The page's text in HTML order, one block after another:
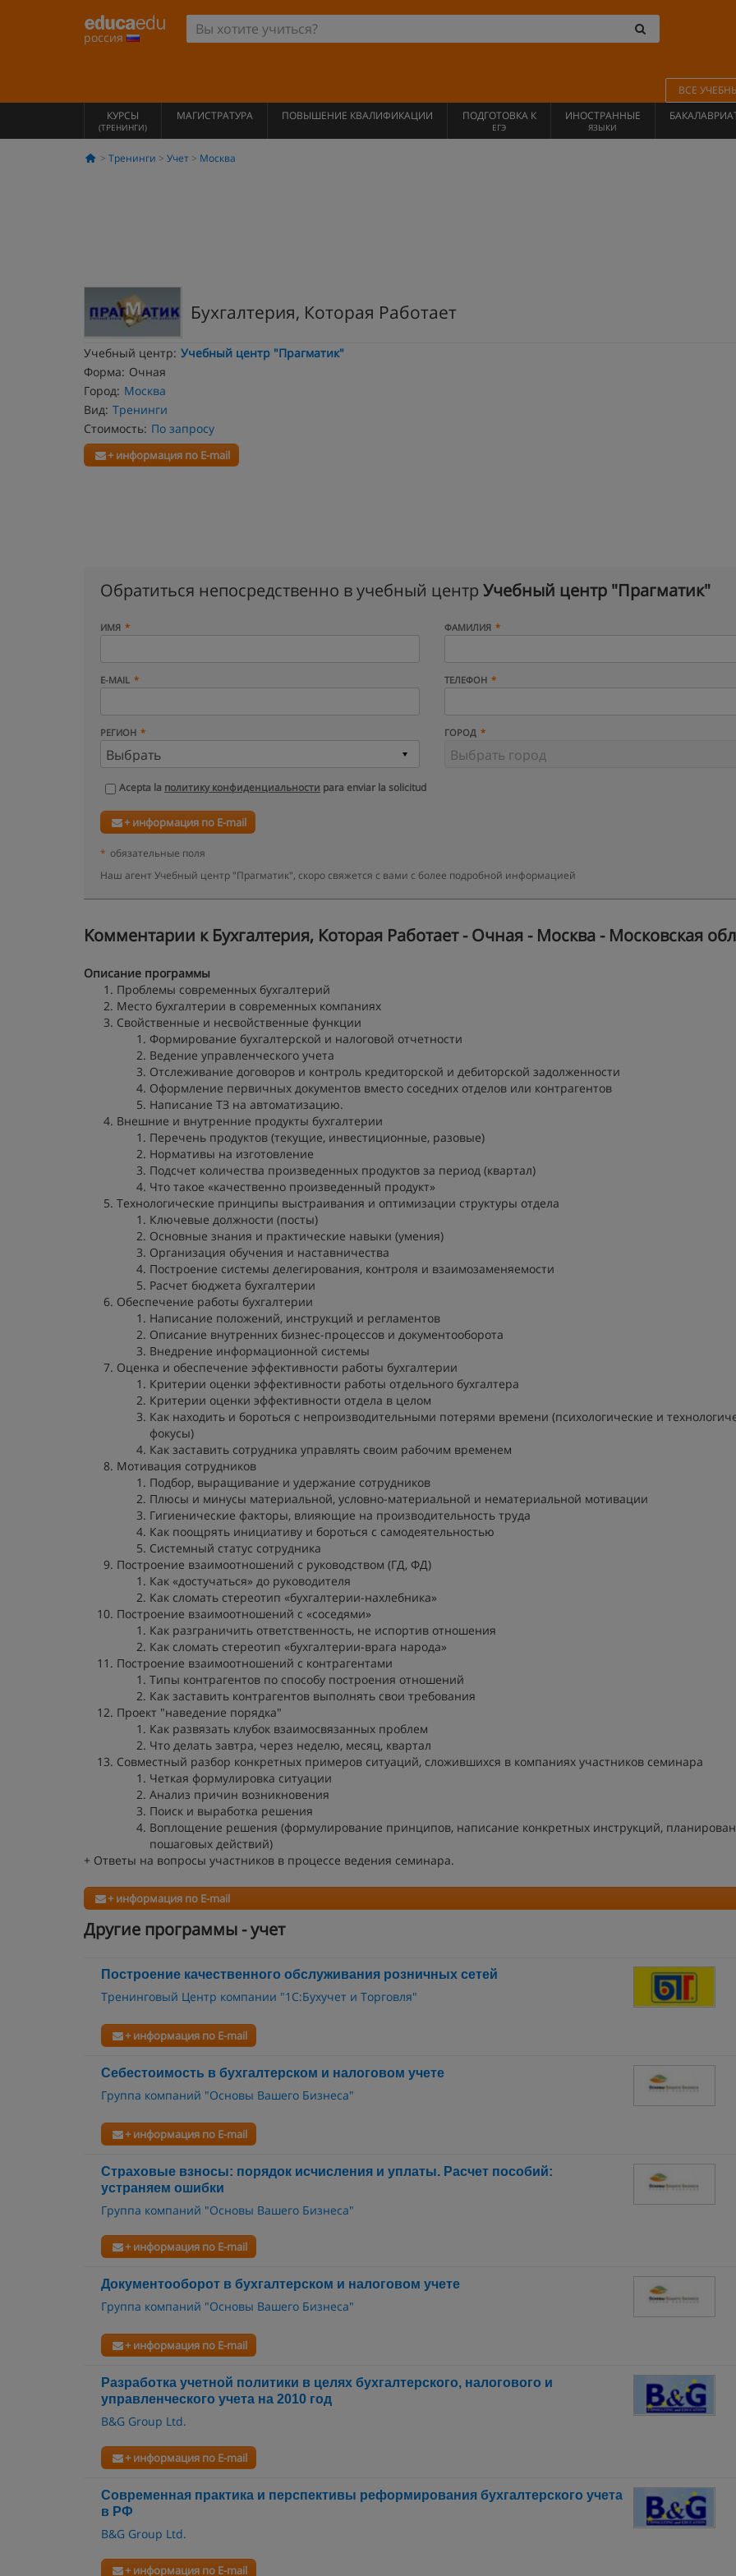
россия
ВСЕ
КУРСЫ
(ТРЕНИНГИ)
МАГИСТРАТУРА ПОВЫШЕНИЕ КВАЛИФИКАЦИИ ПОДГОТОВКА К
ЕГЭ
ИНОСТРАННЫЕ
ЯЗЫКИ
Тренинги Учет Москва
Бухгалтерия, Которая Работает
Учебный центр: Учебный центр "Прагматик"
Форма: Очная
Город: Москва
Вид: Тренинги
Стоимость: По запросу
+ информация по E-mail
Обратиться непосредственно в учебный центр Учебный центр "Прагматик"
ИМЯ ФАМИЛИЯ
E-MAIL ТЕЛЕФОН
РЕГИОН ГОРОД
Acepta la политику конфиденциальности para enviar la solicitud
+ информация по E-mail
* обязательные поля
Наш агент Учебный центр "Прагматик", скоро свяжется с вами с более подробной информацией
Kомментарии к Бухгалтерия, Которая Работает - Очная - Москва - Московская
Описание программы
Проблемы современных бухгалтерий
Место бухгалтерии в современных компаниях
Свойственные и несвойственные функции
Формирование бухгалтерской и налоговой отчетности
Ведение управленческого учета
Отслеживание договоров и контроль кредиторской и дебиторской задолженности
Оформление первичных документов вместо соседних отделов или контрагентов
Написание ТЗ на автоматизацию.
Внешние и внутренние продукты бухгалтерии
Перечень продуктов (текущие, инвестиционные, разовые)
Нормативы на изготовление
Подсчет количества произведенных продуктов за период (квартал)
Что такое «качественно произведенный продукт»
Технологические принципы выстраивания и оптимизации структуры отдела
Ключевые должности (посты)
Основные знания и практические навыки (умения)
Организация обучения и наставничества
Построение системы делегирования, контроля и взаимозаменяемости
Расчет бюджета бухгалтерии
Обеспечение работы бухгалтерии
Написание положений, инструкций и регламентов
Описание внутренних бизнес-процессов и документооборота
Внедрение информационной системы
Оценка и обеспечение эффективности работы бухгалтерии
Критерии оценки эффективности работы отдельного бухгалтера
Критерии оценки эффективности отдела в целом
Как находить и бороться с непроизводительными потерями времени (психологические и
фокусы)
Как заставить сотрудника управлять своим рабочим временем
Мотивация сотрудников
Подбор, выращивание и удержание сотрудников
Плюсы и минусы материальной, условно-материальной и нематериальной мотивации
Гигиенические факторы, влияющие на производительность труда
Как поощрять инициативу и бороться с самодеятельностью
Системный статус сотрудника
Построение взаимоотношений с руководством (ГД, ФД)
Как «достучаться» до руководителя
Как сломать стереотип «бухгалтерии-нахлебника»
Построение взаимоотношений с «соседями»
Как разграничить ответственность, не испортив отношения
Как сломать стереотип «бухгалтерии-врага народа»
Построение взаимоотношений с контрагентами
Типы контрагентов по способу построения отношений
Как заставить контрагентов выполнять свои требования
Проект "наведение порядка"
Как развязать клубок взаимосвязанных проблем
Что делать завтра, через неделю, месяц, квартал
Совместный разбор конкретных примеров ситуаций, сложившихся в компаниях участников семинара
Четкая формулировка ситуации
Анализ причин возникновения
Поиск и выработка решения
Воплощение решения (формулирование принципов, написание конкретных инструкций,
пошаговых действий)
+ Ответы на вопросы участников в процессе ведения семинара.
+ информация по E-mail
Другие программы - учет
Построение качественного обслуживания розничных сетей
Тренинговый Центр компании "1С:Бухучет и Торговля"
+ информация по E-mail
Себестоимость в бухгалтерском и налоговом учете
Группа компаний "Основы Вашего Бизнеса"
+ информация по E-mail
Страховые взносы: порядок исчисления и уплаты. Расчет пособий:
устраняем ошибки
Группа компаний "Основы Вашего Бизнеса"
+ информация по E-mail
Документооборот в бухгалтерском и налоговом учете
Группа компаний "Основы Вашего Бизнеса"
+ информация по E-mail
Разработка учетной политики в целях бухгалтерского, налогового и
управленческого учета на 2010 год
B&G Group Ltd.
+ информация по E-mail
Современная практика и перспективы реформирования бухгалтерского учета
в РФ
B&G Group Ltd.
+ информация по E-mail